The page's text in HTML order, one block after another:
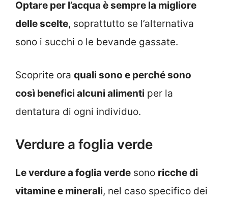
Optare per l’acqua è sempre la migliore
delle scelte, soprattutto se l’alternativa
sono i succhi o le bevande gassate.
Scoprite ora quali sono e perché sono
così benefici alcuni alimenti per la
dentatura di ogni individuo.
Verdure a foglia verde
Le verdure a foglia verde sono ricche di
vitamine e minerali, nel caso specifico dei